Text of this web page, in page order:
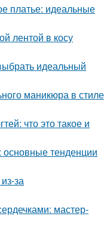
платье: идеальные
лентой в косу
идеальный
маникюра в стиле
что это такое и
тенденции
за
мастер-